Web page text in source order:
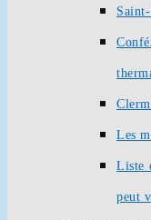
Les
Liste
peut